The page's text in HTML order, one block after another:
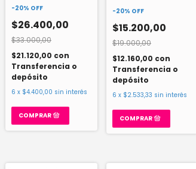
-20% OFF
$26.400,00
$33.000,00
$21.120,00 con
Transferencia o
depósito
6 x $4.400,00 sin interés
-20% OFF
$15.200,00
$19.000,00
$12.160,00 con
Transferencia o
depósito
6 x $2.533,33 sin interés